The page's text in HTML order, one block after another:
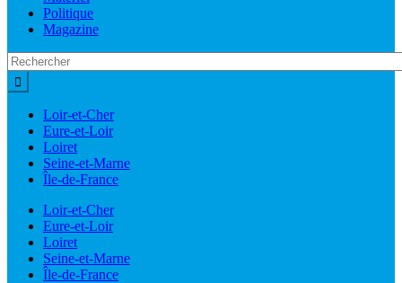
Politique
Magazine
Loir-et-Cher
Eure-et-Loir
Loiret
Seine-et-Marne
Île-de-France
Loir-et-Cher
Eure-et-Loir
Loiret
Seine-et-Marne
Île-de-France